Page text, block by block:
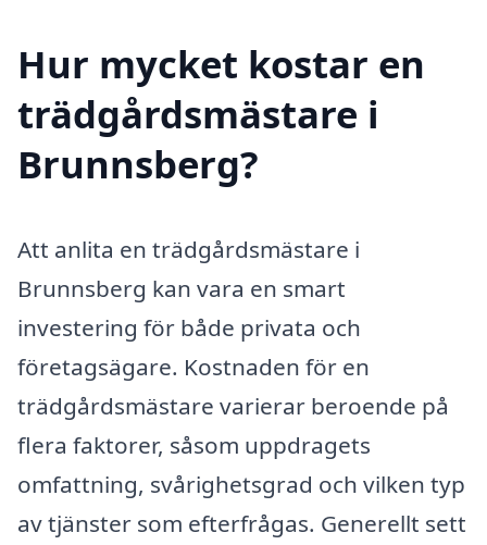
Hur mycket kostar en
trädgårdsmästare i
Brunnsberg?
Att anlita en trädgårdsmästare i
Brunnsberg kan vara en smart
investering för både privata och
företagsägare. Kostnaden för en
trädgårdsmästare varierar beroende på
flera faktorer, såsom uppdragets
omfattning, svårighetsgrad och vilken typ
av tjänster som efterfrågas. Generellt sett